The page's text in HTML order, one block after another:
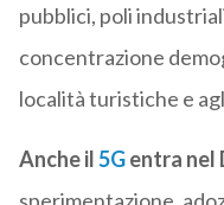
pubblici, poli
concentrazione
località turistiche e
Anche il5Gentra nel